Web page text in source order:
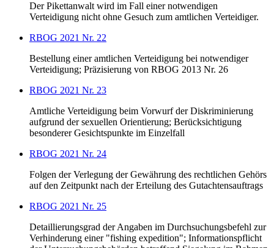
Der Pikettanwalt wird im Fall einer notwendigen
Verteidigung nicht ohne Gesuch zum amtlichen Verteidiger.
RBOG 2021 Nr. 22
Bestellung einer amtlichen Verteidigung bei notwendiger
Verteidigung; Präzisierung von RBOG 2013 Nr. 26
RBOG 2021 Nr. 23
Amtliche Verteidigung beim Vorwurf der Diskriminierung
aufgrund der sexuellen Orientierung; Berücksichtigung
besonderer Gesichtspunkte im Einzelfall
RBOG 2021 Nr. 24
Folgen der Verlegung der Gewährung des rechtlichen Gehörs
auf den Zeitpunkt nach der Erteilung des Gutachtensauftrags
RBOG 2021 Nr. 25
Detaillierungsgrad der Angaben im Durchsuchungsbefehl zur
Verhinderung einer "fishing expedition"; Informationspflicht